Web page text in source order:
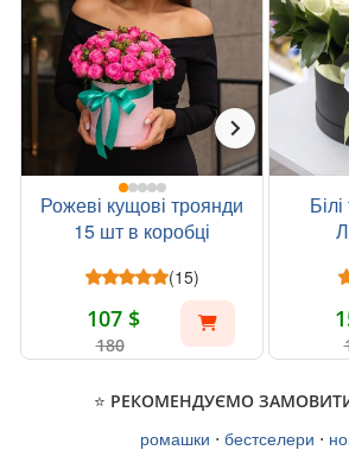
Рожеві кущові троянди
15 шт в коробці
(15)
107 $
180
⭐ РЕКОМЕНДУЄМО
ромашки ⋅ бестселери ⋅